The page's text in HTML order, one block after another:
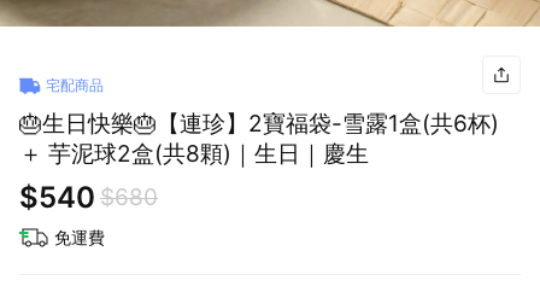
宅配商品
🎂生日快樂🎂【連珍】2寶福袋-雪露1盒(共6杯)
＋ 芋泥球2盒(共8顆)｜生日｜慶生
$540 $680
免運費